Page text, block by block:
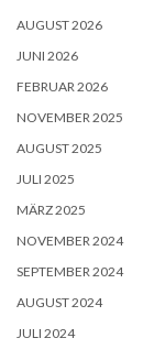
AUGUST 2026
JUNI 2026
FEBRUAR 2026
NOVEMBER 2025
AUGUST 2025
JULI 2025
MÄRZ 2025
NOVEMBER 2024
SEPTEMBER 2024
AUGUST 2024
JULI 2024